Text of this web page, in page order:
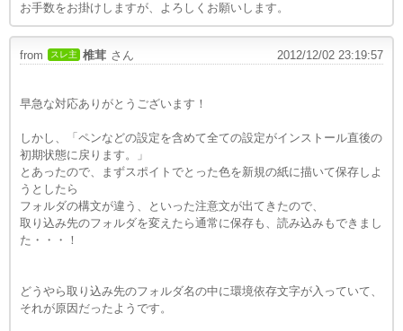
お手数をお掛けしますが、よろしくお願いします。
from スレ主 椎茸 さん 2012/12/02 23:19:57
早急な対応ありがとうございます！
しかし、「ペンなどの設定を含めて全ての設定がインストール直後の
初期状態に戻ります。」
とあったので、まずスポイトでとった色を新規の紙に描いて保存しよ
うとしたら
フォルダの構文が違う、といった注意文が出てきたので、
取り込み先のフォルダを変えたら通常に保存も、読み込みもできまし
た・・・！
どうやら取り込み先のフォルダ名の中に環境依存文字が入っていて、
それが原因だったようです。